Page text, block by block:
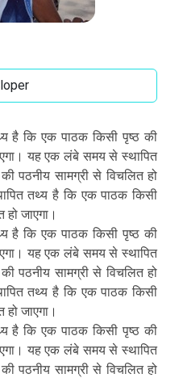
है कि एक पाठक किसी पृष्ठ की
यह एक लंबे समय से स्थापित
पठनीय सामग्री से विचलित हो
तथ्य है कि एक पाठक किसी
जाएगा।
है कि एक पाठक किसी पृष्ठ की
यह एक लंबे समय से स्थापित
पठनीय सामग्री से विचलित हो
तथ्य है कि एक पाठक किसी
जाएगा।
है कि एक पाठक किसी पृष्ठ की
यह एक लंबे समय से स्थापित
पठनीय सामग्री से विचलित हो